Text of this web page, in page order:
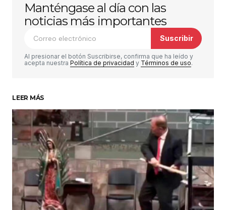
Tu dirección de correo electrónico no será
publicada. Los campos obligatorios están
marcados con*
Comentario*
Su nombre*
Tu correo electrónico *
Guardar mi nombre, correo electrónico y sitio
web en este navegador para la próxima vez que
haga un comentario.
Manténgase al día con las
noticias más importantes
Suscribir
Al presionar el botón Suscribirse, confirma que ha leído y
acepta nuestra Política de privacidad y Términos de uso.
LEER MÁS